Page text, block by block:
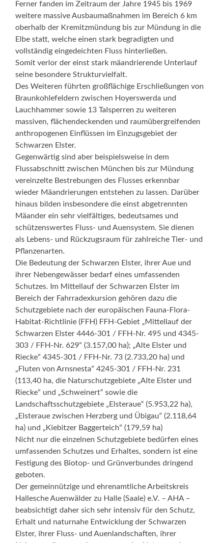
Ferner fanden im Zeitraum der Jahre 1945 bis 1969
weitere massive Ausbaumaßnahmen im Bereich 6 km
oberhalb der Kremitzmündung bis zur Mündung in die
Elbe statt, welche einen stark begradigten und
vollständig eingedeichten Fluss hinterließen.
Somit verlor der einst stark mäandrierende Unterlauf
seine besondere Strukturvielfalt.
Des Weiteren führten großflächige Erschließungen von
Braunkohlefeldern zwischen Hoyerswerda und
Lauchhammer sowie 13 Talsperren zu weiteren
massiven, flächendeckenden und raumübergreifenden
anthropogenen Einflüssen im Einzugsgebiet der
Schwarzen Elster.
Gegenwärtig sind aber beispielsweise in dem
Flussabschnitt zwischen München bis zur Mündung
vereinzelte Bestrebungen des Flusses erkennbar
wieder Mäandrierungen entstehen zu lassen. Darüber
hinaus bilden insbesondere die einst abgetrennten
Mäander ein sehr vielfältiges, bedeutsames und
schützenswertes Fluss- und Auensystem. Sie dienen
als Lebens- und Rückzugsraum für zahlreiche Tier- und
Pflanzenarten.
Die Bedeutung der Schwarzen Elster, ihrer Aue und
ihrer Nebengewässer bedarf eines umfassenden
Schutzes. Im Mittellauf der Schwarzen Elster im
Bereich der Fahrradexkursion gehören dazu die
Schutzgebiete nach der europäischen Fauna-Flora-
Habitat-Richtlinie (FFH) FFH-Gebiet „Mittellauf der
Schwarzen Elster 4446-301 / FFH-Nr. 495 und 4345-
303 / FFH-Nr. 629“ (3.157,00 ha); „Alte Elster und
Riecke“ 4345-301 / FFH-Nr. 73 (2.733,20 ha) und
„Fluten von Arnsnesta“ 4245-301 / FFH-Nr. 231
(113,40 ha, die Naturschutzgebiete „Alte Elster und
Riecke“ und „Schweinert“ sowie die
Landschaftsschutzgebiete „Elsteraue“ (5.953,22 ha),
„Elsteraue zwischen Herzberg und Übigau“ (2.118,64
ha) und „Kiebitzer Baggerteich“ (179,59 ha)
Nicht nur die einzelnen Schutzgebiete bedürfen eines
umfassenden Schutzes und Erhaltes, sondern ist eine
Festigung des Biotop- und Grünverbundes dringend
geboten.
Der gemeinnützige und ehrenamtliche Arbeitskreis
Hallesche Auenwälder zu Halle (Saale) e.V. – AHA –
beabsichtigt daher sich sehr intensiv für den Schutz,
Erhalt und naturnahe Entwicklung der Schwarzen
Elster, ihrer Fluss- und Auenlandschaften, ihrer